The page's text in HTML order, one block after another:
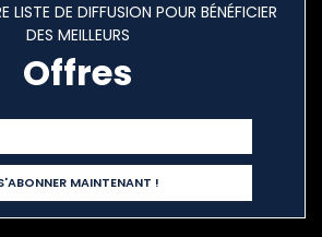
LISTE DE DIFFUSION POUR BÉNÉFICIER
DES MEILLEURS
Offres